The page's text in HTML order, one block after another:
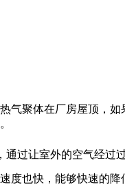
聚体在厂房屋顶，
过让室外的空气经
度也快，能够快速的降